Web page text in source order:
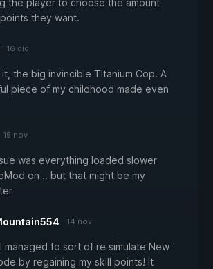
the player to choose the amount
they want.
16 dic
the big invincible Titanium Cop. A
piece of my childhood made even
15 nov
was everything loaded slower
on .. but that might be my
14 nov
managed to sort of re simulate New
by regaining my skill points! It